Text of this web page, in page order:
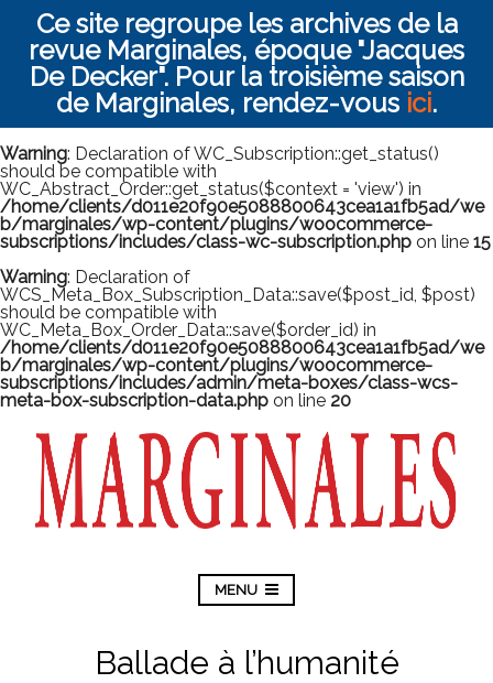
Ce site regroupe les archives de la
revue Marginales, époque "Jacques
De Decker". Pour la troisième saison
de Marginales, rendez-vous ici.
Warning: Declaration of WC_Subscription::get_status()
should be compatible with
WC_Abstract_Order::get_status($context = 'view') in
/home/clients/d011e20f90e5088800643cea1a1fb5ad/we
b/marginales/wp-content/plugins/woocommerce-
subscriptions/includes/class-wc-subscription.php on line 15
Warning: Declaration of
WCS_Meta_Box_Subscription_Data::save($post_id, $post)
should be compatible with
WC_Meta_Box_Order_Data::save($order_id) in
/home/clients/d011e20f90e5088800643cea1a1fb5ad/we
b/marginales/wp-content/plugins/woocommerce-
subscriptions/includes/admin/meta-boxes/class-wcs-
meta-box-subscription-data.php on line 20
MENU
Ballade à l’humanité